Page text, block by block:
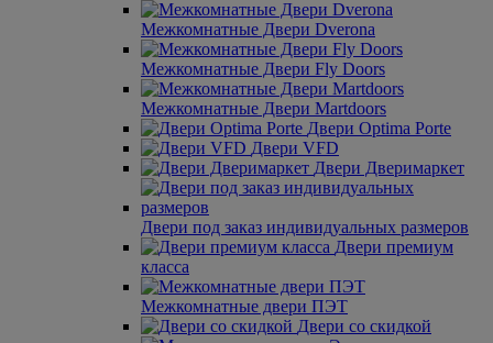
Межкомнатные Двери Dverona
Межкомнатные Двери Fly Doors
Межкомнатные Двери Martdoors
Двери Optima Porte
Двери VFD
Двери Дверимаркет
Двери под заказ индивидуальных размеров
Двери премиум
класса
Межкомнатные двери ПЭТ
Двери со скидкой